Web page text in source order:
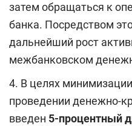
затем обращаться к
банка. Посредством
дальнейший рост
межбанковском
4. В целях
проведении денежно-
введен 5-процентный